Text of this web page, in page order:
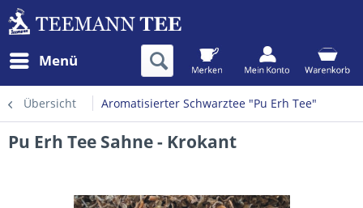
Menü
Übersicht Aromatisierter Schwarztee "Pu Erh Tee"
Pu Erh Tee Sahne - Krokant